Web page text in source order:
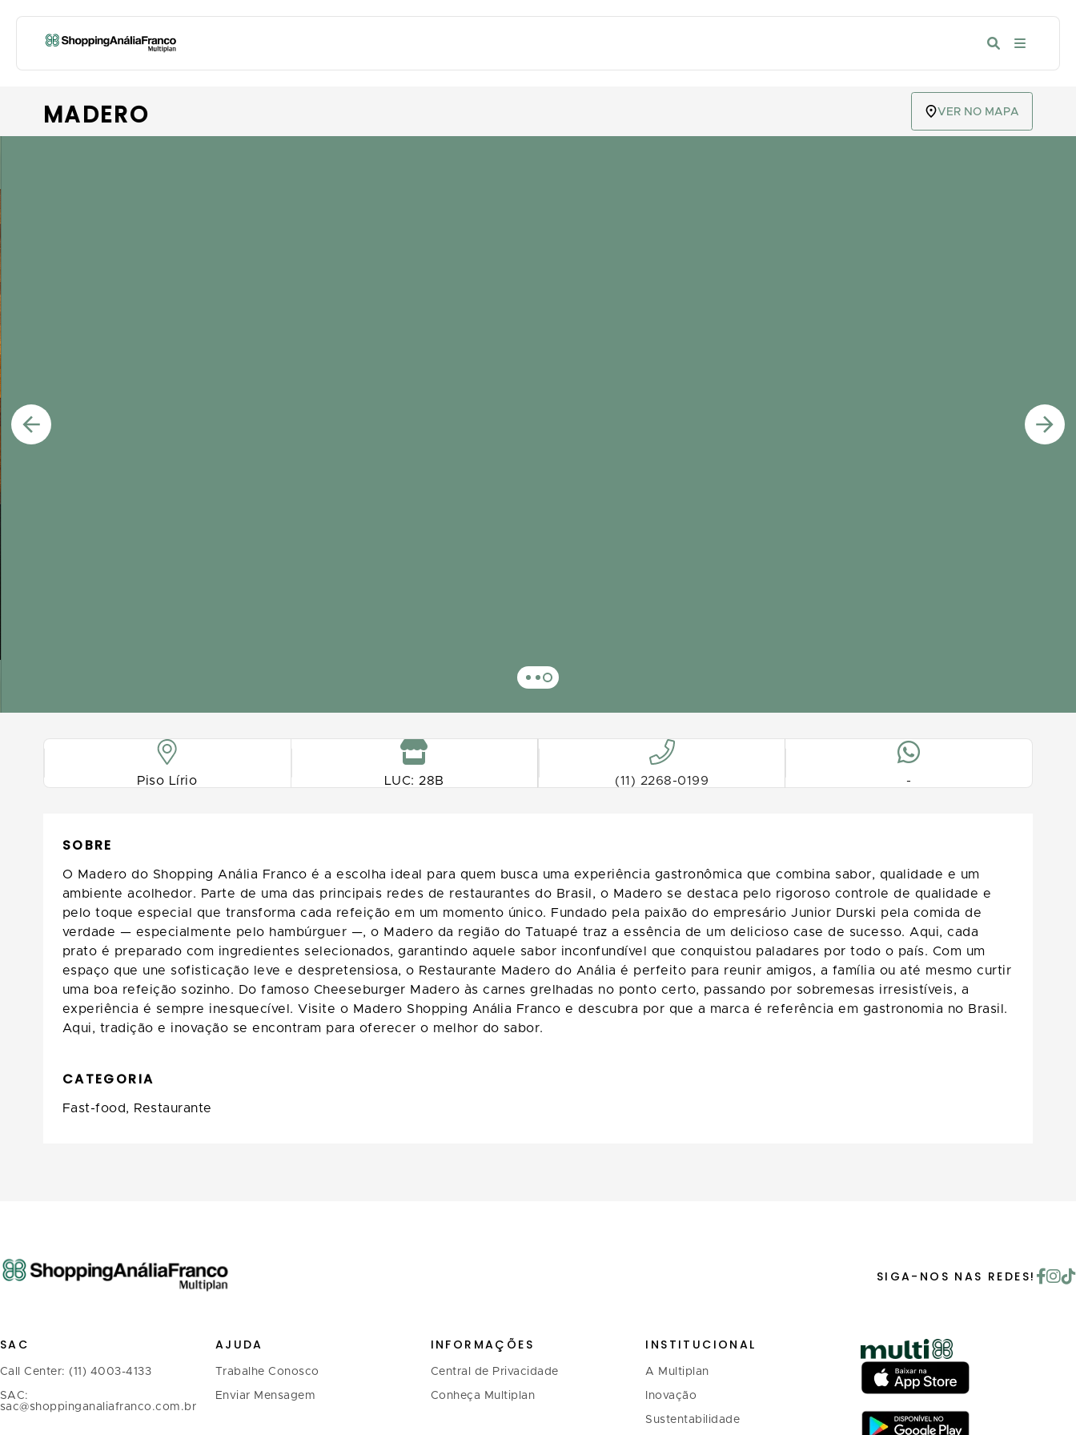
MADERO VER NO MAPA
Piso Lírio LUC: 28B (11) 2268-0199 -
SOBRE
O Madero do Shopping Anália Franco é a escolha ideal para quem busca uma experiência gastronômica que combina sabor, qualidade e um
ambiente acolhedor. Parte de uma das principais redes de restaurantes do Brasil, o Madero se destaca pelo rigoroso controle de qualidade e
pelo toque especial que transforma cada refeição em um momento único. Fundado pela paixão do empresário Junior Durski pela comida de
verdade — especialmente pelo hambúrguer —, o Madero da região do Tatuapé traz a essência de um delicioso case de sucesso. Aqui, cada
prato é preparado com ingredientes selecionados, garantindo aquele sabor inconfundível que conquistou paladares por todo o país. Com um
espaço que une sofisticação leve e despretensiosa, o Restaurante Madero do Anália é perfeito para reunir amigos, a família ou até mesmo curtir
uma boa refeição sozinho. Do famoso Cheeseburger Madero às carnes grelhadas no ponto certo, passando por sobremesas irresistíveis, a
experiência é sempre inesquecível. Visite o Madero Shopping Anália Franco e descubra por que a marca é referência em gastronomia no Brasil.
Aqui, tradição e inovação se encontram para oferecer o melhor do sabor.
CATEGORIA
Fast-food, Restaurante
SIGA-NOS NAS REDES!
SAC
Call Center: (11) 4003-4133
SAC:
sac@shoppinganaliafranco.com.br
AJUDA
Trabalhe Conosco
Enviar Mensagem
INFORMAÇÕES
Central de Privacidade
Conheça Multiplan
INSTITUCIONAL
A Multiplan
Inovação
Sustentabilidade